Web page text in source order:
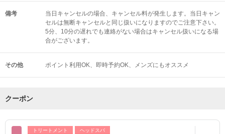
備考
当日キャンセルの場合、キャンセル料が発生します。当日キャン
セルは無断キャンセルと同じ扱いになりますのでご注意下さい。
5分、10分の遅れでも連絡がない場合はキャンセル扱いになる場
合がございます。
その他 ポイント利用OK 即時予約OK メンズにもオススメ
クーポン
トリートメント ヘッドスパ